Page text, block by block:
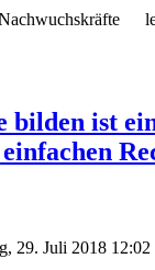
bilden ist
29. Juli 2018 12:02